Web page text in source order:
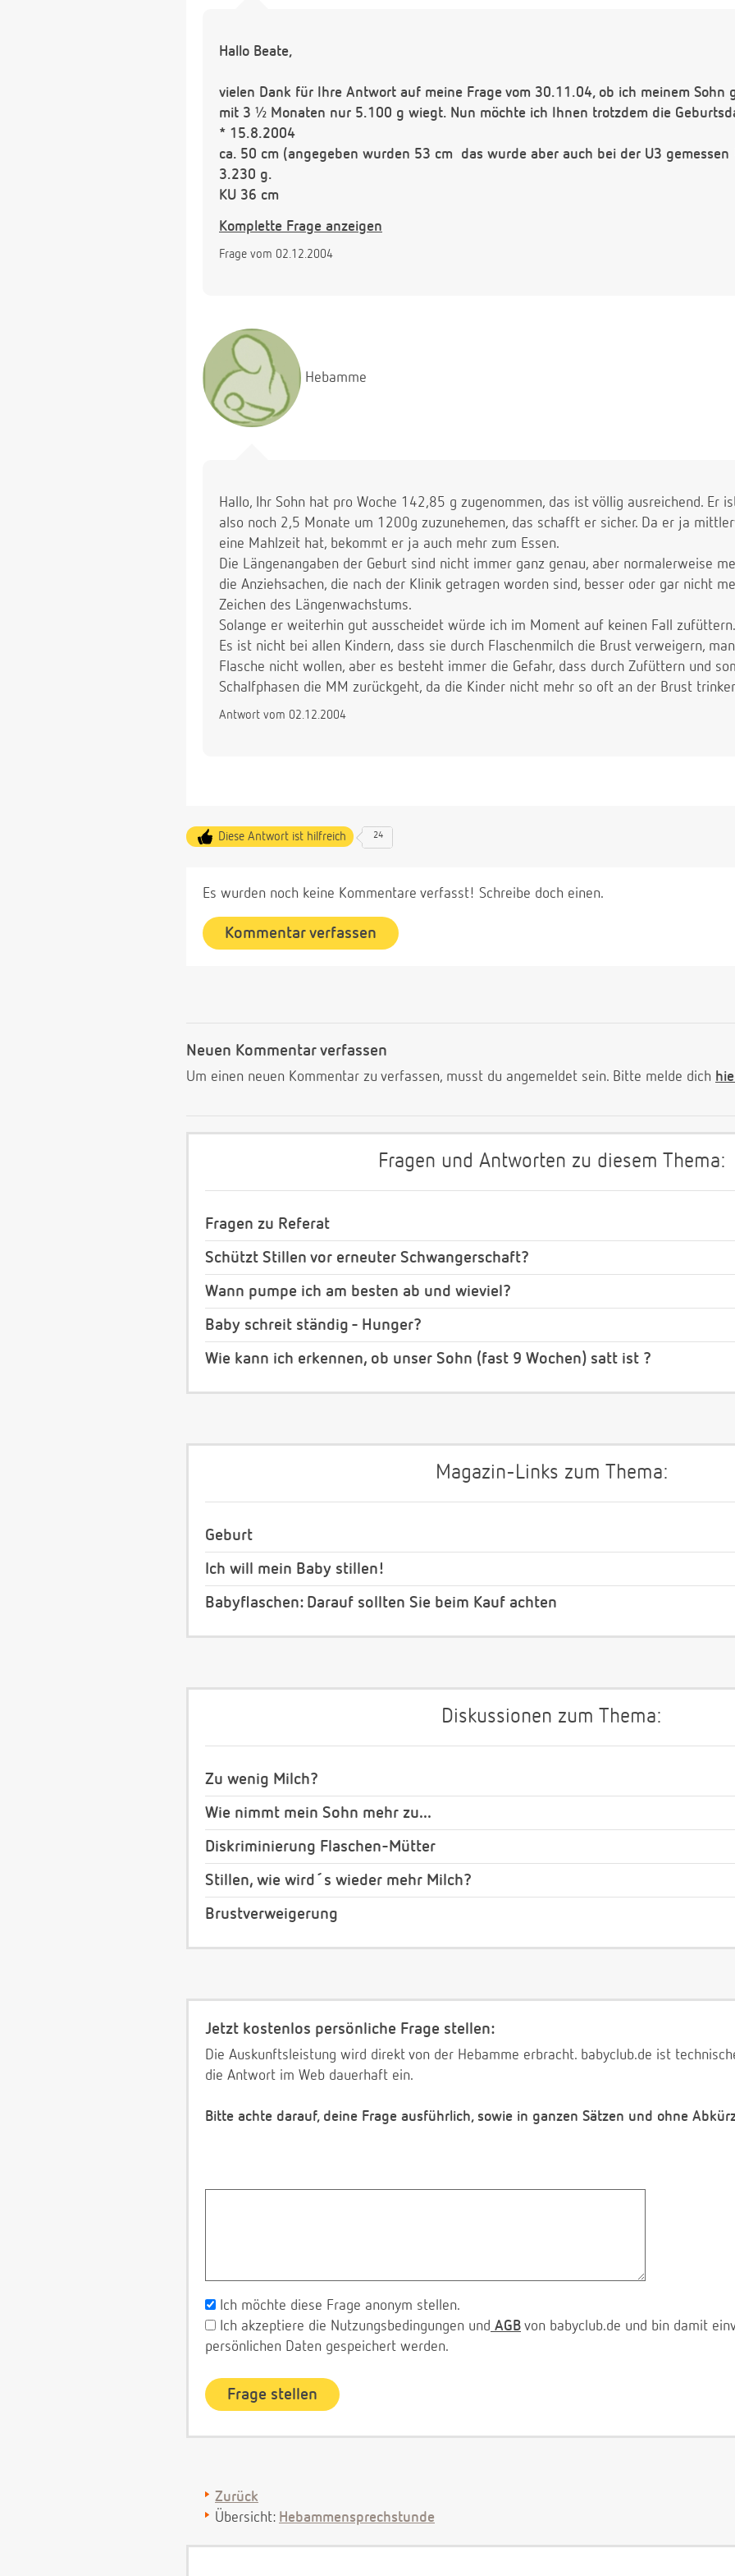
Hallo Beate,
vielen Dank für Ihre Antwort auf meine Frage vom 30.11.04, ob ich meinem Sohn
mit 3 ½ Monaten nur 5.100 g wiegt. Nun möchte ich Ihnen trotzdem die
* 15.8.2004
ca. 50 cm (angegeben wurden 53 cm  das wurde aber auch bei der U3 gemessen
3.230 g.
KU 36 cm
Im Moment wiegt er 5.200g, KU: ca.39 cm, und Größe 61 cm.
Nachts meldet er sich gerade wieder und ich meine, dass er stärker zunimmt, seit
verdoppeln, bis er 6 Monate ist ?
Übrigens kenne ich eine Mutter, deren Tochter 1 Tag älter ist und inzwischen
Deswegen bin ich etwas verunsichert .
Danke für Ihre Hilfe.
Komplette Frage anzeigen
Frage vom 02.12.2004
Hebamme
Hallo, Ihr Sohn hat pro Woche 142,85 g zugenommen, das ist völlig ausreichend. Er
also noch 2,5 Monate um 1200g zuzunehemen, das schafft er sicher. Da er ja
eine Mahlzeit hat, bekommt er ja auch mehr zum Essen.
Die Längenangaben der Geburt sind nicht immer ganz genau, aber normalerweise
die Anziehsachen, die nach der Klinik getragen worden sind, besser oder gar nicht
Zeichen des Längenwachstums.
Solange er weiterhin gut ausscheidet würde ich im Moment auf keinen Fall zufüttern.
Es ist nicht bei allen Kindern, dass sie durch Flaschenmilch die Brust verweigern,
Flasche nicht wollen, aber es besteht immer die Gefahr, dass durch Zufüttern und
Schalfphasen die MM zurückgeht, da die Kinder nicht mehr so oft an der Brust
Antwort vom 02.12.2004
Diese Antwort ist hilfreich 24
Es wurden noch keine Kommentare verfasst! Schreibe doch einen.
Kommentar verfassen
Neuen Kommentar verfassen
Um einen neuen Kommentar zu verfassen, musst du angemeldet sein. Bitte melde dich
Fragen und Antworten zu diesem Thema:
Fragen zu Referat
Schützt Stillen vor erneuter Schwangerschaft?
Wann pumpe ich am besten ab und wieviel?
Baby schreit ständig - Hunger?
Wie kann ich erkennen, ob unser Sohn (fast 9 Wochen) satt ist ?
Magazin-Links zum Thema:
Geburt
Ich will mein Baby stillen!
Babyflaschen: Darauf sollten Sie beim Kauf achten
Diskussionen zum Thema:
Zu wenig Milch?
Wie nimmt mein Sohn mehr zu...
Diskriminierung Flaschen-Mütter
Stillen, wie wird´s wieder mehr Milch?
Brustverweigerung
Jetzt kostenlos persönliche Frage stellen:
Die Auskunftsleistung wird direkt von der Hebamme erbracht. babyclub.de ist
die Antwort im Web dauerhaft ein.
Bitte achte darauf, deine Frage ausführlich, sowie in ganzen Sätzen und ohne
Ich möchte diese Frage anonym stellen.
Ich akzeptiere die Nutzungsbedingungen und AGB von babyclub.de und bin damit
persönlichen Daten gespeichert werden.
Zurück
Übersicht: Hebammensprechstunde